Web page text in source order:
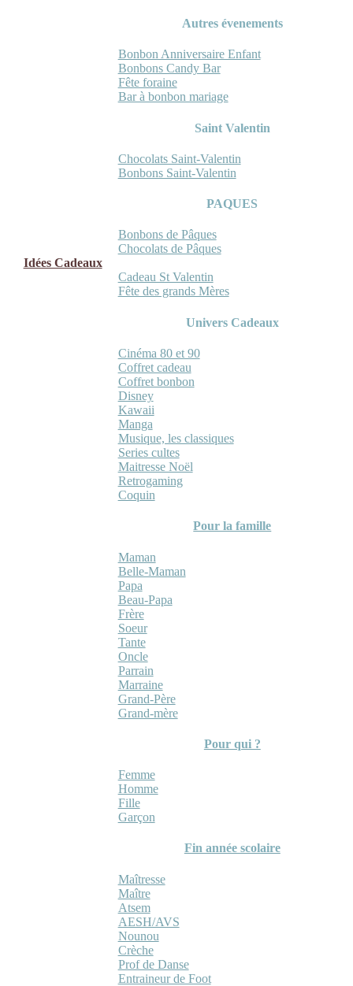
Autres évenements
Bonbon Anniversaire Enfant
Bonbons Candy Bar
Fête foraine
Bar à bonbon mariage
Saint Valentin
Chocolats Saint-Valentin
Bonbons Saint-Valentin
PAQUES
Bonbons de Pâques
Chocolats de Pâques
Idées Cadeaux
Cadeau St Valentin
Fête des grands Mères
Univers Cadeaux
Cinéma 80 et 90
Coffret cadeau
Coffret bonbon
Disney
Kawaii
Manga
Musique, les classiques
Series cultes
Maitresse Noël
Retrogaming
Coquin
Pour la famille
Maman
Belle-Maman
Papa
Beau-Papa
Frère
Soeur
Tante
Oncle
Parrain
Marraine
Grand-Père
Grand-mère
Pour qui ?
Femme
Homme
Fille
Garçon
Fin année scolaire
Maîtresse
Maître
Atsem
AESH/AVS
Nounou
Crèche
Prof de Danse
Entraineur de Foot